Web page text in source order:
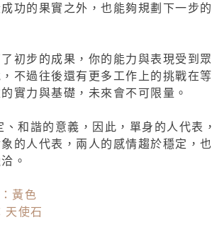
功的果實之外，也能夠規劃下一步的
初步的成果，你的能力與表現受到眾
不過往後還有更多工作上的挑戰在等
實力與基礎，未來會不可限量。
和諧的意義，因此，單身的人代表，
的人代表，兩人的感情趨於穩定，也
。
黃色
天使石